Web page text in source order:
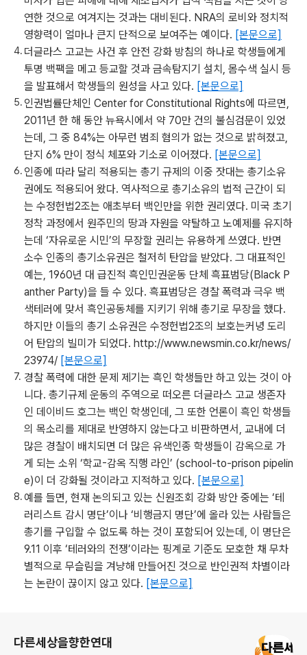
연한 것으로 여겨지는 것과는 대비된다. NRA의 로비와 정치적
영향력이 얼마나 큰지 단적으로 보여주는 예이다. [본문으로]
더글라스 고교는 사건 후 안전 강화 방침의 하나로 학생들에게
투명 백팩을 메고 등교할 것과 금속탐지기 설치, 몸수색 실시 등
을 발표해서 학생들의 원성을 사고 있다. [본문으로]
인권법률단체인 Center for Constitutional Rights에 따르면,
2011년 한 해 동안 뉴욕시에서 약 70만 건의 불심검문이 있었
는데, 그 중 84%는 아무런 범죄 혐의가 없는 것으로 밝혀졌고,
단지 6% 만이 정식 체포와 기소로 이어졌다. [본문으로]
인종에 따라 달리 적용되는 총기 규제의 이중 잣대는 총기소유
권에도 적용되어 왔다. 역사적으로 총기소유의 법적 근간이 되
는 수정헌법2조는 애초부터 백인만을 위한 권리였다. 미국 초기
정착 과정에서 원주민의 땅과 자원을 약탈하고 노예제를 유지하
는데 ‘자유로운 시민’의 무장할 권리는 유용하게 쓰였다. 반면
소수 인종의 총기소유권은 철저히 탄압을 받았다. 그 대표적인
예는, 1960년 대 급진적 흑인민권운동 단체 흑표범당(Black P
anther Party)을 들 수 있다. 흑표범당은 경찰 폭력과 극우 백
색테러에 맞서 흑인공동체를 지키기 위해 총기로 무장을 했다.
하지만 이들의 총기 소유권은 수정헌법2조의 보호는커녕 도리
어 탄압의 빌미가 되었다. http://www.newsmin.co.kr/news/
23974/ [본문으로]
경찰 폭력에 대한 문제 제기는 흑인 학생들만 하고 있는 것이 아
니다. 총기규제 운동의 주역으로 떠오른 더글라스 고교 생존자
인 데이비드 호그는 백인 학생인데, 그 또한 언론이 흑인 학생들
의 목소리를 제대로 반영하지 않는다고 비판하면서, 교내에 더
많은 경찰이 배치되면 더 많은 유색인종 학생들이 감옥으로 가
게 되는 소위 ‘학교-감옥 직행 라인’ (school-to-prison pipelin
e)이 더 강화될 것이라고 지적하고 있다. [본문으로]
예를 들면, 현재 논의되고 있는 신원조회 강화 방안 중에는 ‘테
러리스트 감시 명단’이나 ‘비행금지 명단’에 올라 있는 사람들은
총기를 구입할 수 없도록 하는 것이 포함되어 있는데, 이 명단은
9.11 이후 ‘테러와의 전쟁’이라는 핑계로 기준도 모호한 채 무차
별적으로 무슬림을 겨냥해 만들어진 것으로 반인권적 차별이라
는 논란이 끊이지 않고 있다. [본문으로]
다른세상을향한연대